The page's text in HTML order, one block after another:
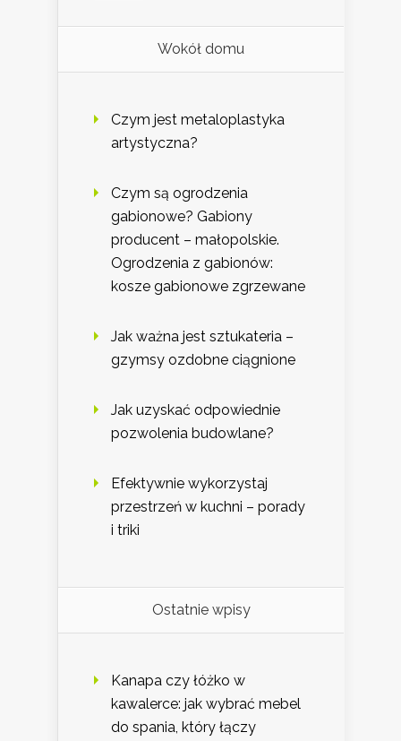
Wokół domu
Czym jest metaloplastyka
artystyczna?
Czym są ogrodzenia
gabionowe? Gabiony
producent – małopolskie.
Ogrodzenia z gabionów:
kosze gabionowe zgrzewane
Jak ważna jest sztukateria –
gzymsy ozdobne ciągnione
Jak uzyskać odpowiednie
pozwolenia budowlane?
Efektywnie wykorzystaj
przestrzeń w kuchni – porady
i triki
Ostatnie wpisy
Kanapa czy łóżko w
kawalerce: jak wybrać mebel
do spania, który łączy